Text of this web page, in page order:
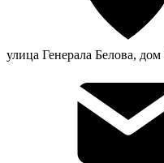
улица Генерала Белова,